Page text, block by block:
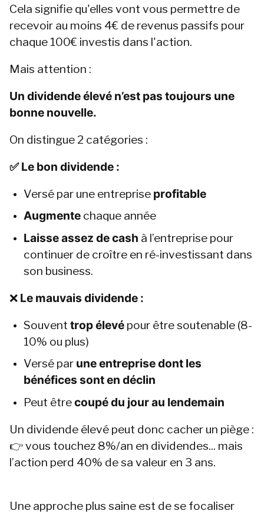
Cela signifie qu'elles vont vous permettre de
recevoir au moins 4€ de revenus passifs pour
chaque 100€ investis dans l'action.
Mais attention :
Un dividende élevé n’est pas toujours une
bonne nouvelle.
On distingue 2 catégories :
✅ Le bon dividende :
Versé par une entreprise profitable
Augmente chaque année
Laisse assez de cash à l’entreprise pour
continuer de croître en ré-investissant dans
son business.
❌ Le mauvais dividende :
Souvent trop élevé pour être soutenable (8-
10% ou plus)
Versé par une entreprise dont les
bénéfices sont en déclin
Peut être coupé du jour au lendemain
Un dividende élevé peut donc cacher un piège :
👉 vous touchez 8%/an en dividendes... mais
l’action perd 40% de sa valeur en 3 ans.
Une approche plus saine est de se focaliser